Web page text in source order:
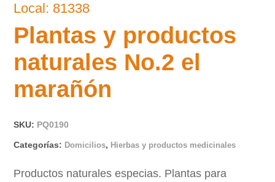
Local: 81338
Plantas y productos
naturales No.2 el
marañón
SKU: PQ0190
Categorías: Domicilios, Hierbas y productos medicinales
Productos naturales especias. Plantas para